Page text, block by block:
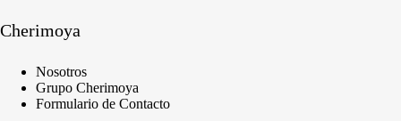
Cherimoya
Nosotros
Grupo Cherimoya
Formulario de Contacto